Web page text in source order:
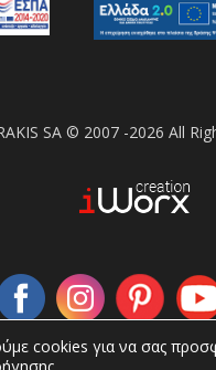
SA © 2007 -2026 All
cookies για να σας